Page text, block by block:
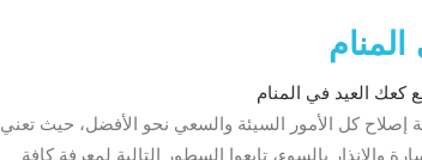
كل الأمور السيئة والسعي نحو الأفضل، حيث تعني
بالسوء، تابعوا السطور التالية لمعرفة كافة